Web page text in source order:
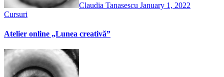
Claudia Tanasescu January 1, 2022
Cursuri
Atelier online „Lunea creativă”